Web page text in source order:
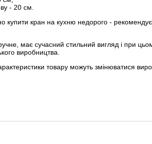
- 20 см.
купити кран на кухню недорого -
має сучасний стильний вигляд і при
виробництва.
товару можуть змінюватися